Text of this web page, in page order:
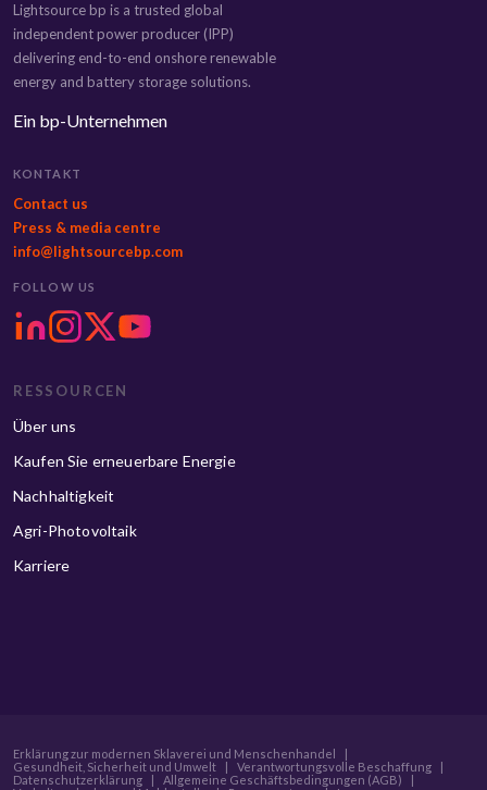
Lightsource bp is a trusted global
independent power producer (IPP)
delivering end-to-end onshore renewable
energy and battery storage solutions.
Ein bp-Unternehmen
KONTAKT
Contact us
Press & media centre
info@lightsourcebp.com
FOLLOW US
RESSOURCEN
Über uns
Kaufen Sie erneuerbare Energie
Nachhaltigkeit
Agri-Photovoltaik
Karriere
Erklärung zur modernen Sklaverei und Menschenhandel
Gesundheit, Sicherheit und Umwelt
Verantwortungsvolle Beschaffung
Datenschutzerklärung
Allgemeine Geschäftsbedingungen (AGB)